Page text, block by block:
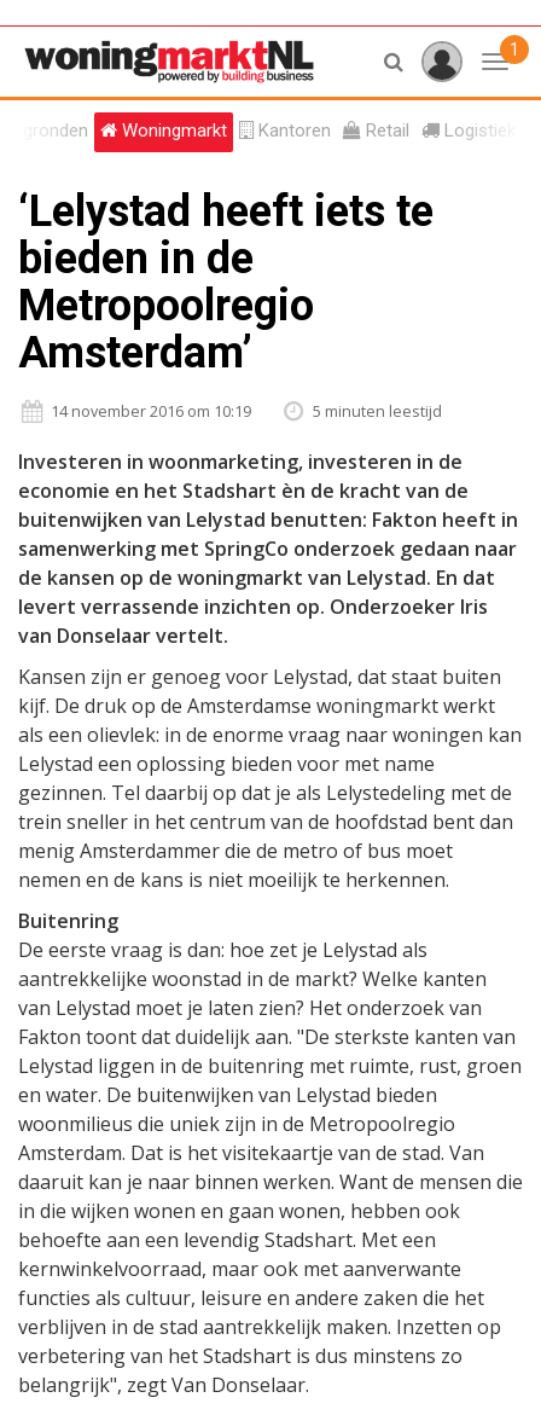
1
Woningmarkt Kantoren Retail Logistiek
‘Lelystad heeft iets te
bieden in de
Metropoolregio
Amsterdam’
14 november 2016 om 10:19 5 minuten leestijd
Investeren in woonmarketing, investeren in de
economie en het Stadshart èn de kracht van de
buitenwijken van Lelystad benutten: Fakton heeft in
samenwerking met SpringCo onderzoek gedaan naar
de kansen op de woningmarkt van Lelystad. En dat
levert verrassende inzichten op. Onderzoeker Iris
van Donselaar vertelt.
Kansen zijn er genoeg voor Lelystad, dat staat buiten
kijf. De druk op de Amsterdamse woningmarkt werkt
als een olievlek: in de enorme vraag naar woningen kan
Lelystad een oplossing bieden voor met name
gezinnen. Tel daarbij op dat je als Lelystedeling met de
trein sneller in het centrum van de hoofdstad bent dan
menig Amsterdammer die de metro of bus moet
nemen en de kans is niet moeilijk te herkennen.
Buitenring
De eerste vraag is dan: hoe zet je Lelystad als
aantrekkelijke woonstad in de markt? Welke kanten
van Lelystad moet je laten zien? Het onderzoek van
Fakton toont dat duidelijk aan. "De sterkste kanten van
Lelystad liggen in de buitenring met ruimte, rust, groen
en water. De buitenwijken van Lelystad bieden
woonmilieus die uniek zijn in de Metropoolregio
Amsterdam. Dat is het visitekaartje van de stad. Van
daaruit kan je naar binnen werken. Want de mensen die
in die wijken wonen en gaan wonen, hebben ook
behoefte aan een levendig Stadshart. Met een
kernwinkelvoorraad, maar ook met aanverwante
functies als cultuur, leisure en andere zaken die het
verblijven in de stad aantrekkelijk maken. Inzetten op
verbetering van het Stadshart is dus minstens zo
belangrijk", zegt Van Donselaar.